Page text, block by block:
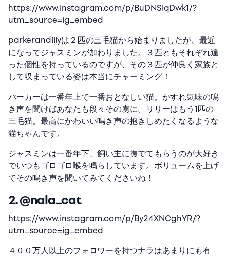
https://www.instagram.com/p/BuDNSlqDwk1/?
utm_source=ig_embed
parkerandlilyは２匹の三毛猫から始まりましたが、最近
になってジャスミンが加わりました。３匹ともそれぞれ違
った個性を持っているのですが、その３匹が仲良く家族と
して収まっている姿は本当にチャーミング！
パーカーは一番年上で一番おとなしい猫。かすれ気味の鳴
き声を聞けばあなたも段々その虜に。リリーはもう1匹の
三毛猫。最高にかわいい鳴き声の抱きしめたくなるような
猫ちゃんです。
ジャスミンは一番年下、飼い主に撫でてもらうのが大好き
でいつもゴロゴロ喉を鳴らしています。ボリュームを上げ
てその鳴き声を聞いてみてくださいね！
2. @nala_cat
https://www.instagram.com/p/By24XNCghYR/?
utm_source=ig_embed
４００万人以上のフォロワーを持つナラはあまりにも有